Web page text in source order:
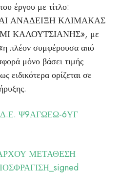
έργου με τίτλο:
ΑΝΑΔΕΙΞΗ ΚΛΙΜΑΚΑΣ
ΚΑΛΟΥΤΣΙΑΝΗΣ», με
πλέον συμφέρουσα από
μόνο βάσει τιμής
ειδικότερα ορίζεται σε
Ψ9ΑΓΩΕΩ-6ΥΓ
ΜΕΤΑΘΕΣΗ